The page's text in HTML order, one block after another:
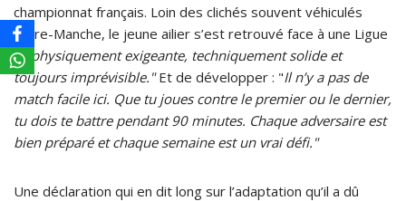
championnat français. Loin des clichés souvent véhiculés
outre-Manche, le jeune ailier s’est retrouvé face à une Ligue
1 " physiquement exigeante, techniquement solide et
toujours imprévisible."Et de développer : "Il n’y a pas de
match facile ici. Que tu joues contre le premier ou le dernier,
tu dois te battre pendant 90 minutes. Chaque adversaire est
bien préparé et chaque semaine est un vrai défi."
Une déclaration qui en dit long sur l’adaptation qu’il a dû